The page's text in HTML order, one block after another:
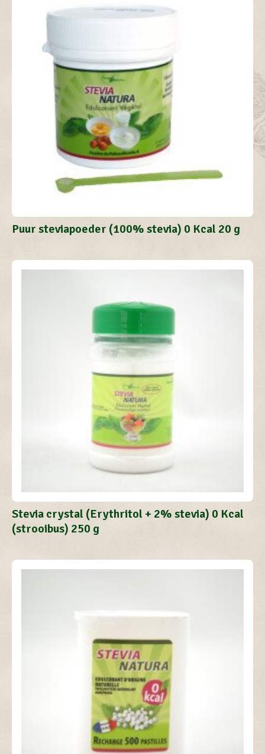
Puur steviapoeder (100% stevia) 0 Kcal 20 g
Stevia crystal (Erythritol + 2% stevia) 0 Kcal
(strooibus) 250 g